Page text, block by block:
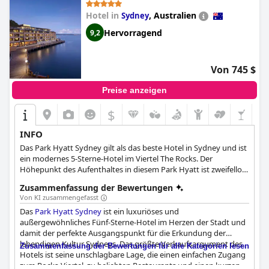
empfunden. Trotz dieser kleinen Mängel bleibt dasHilton
Sydneyeine gute Wahl für Reisende, die Wert auf Hygiene,
hervorragenden Kundenservice, großartige Annehmlichkeiten
und eine ideale Lage legen.
Hotel in Sydney, Australien
9,2 Hervorragend
Von 745 $
Preise anzeigen
$
INFO
Das Park Hyatt Sydney gilt als das beste Hotel in Sydney und ist
ein modernes 5-Sterne-Hotel im Viertel The Rocks. Der
Höhepunkt des Aufenthaltes in diesem Park Hyatt ist zweifellos
die Stadt, den Hafen von Sydney und das berühmte Opernhaus
von Sydney. Das hoteleigene Spa verfügt über einen Ruheraum,
ein Aromatherapie-Dampfbad, eine Sauna und einen Pool auf
dem Dach mit Sonnendeck. Es gibt auch 3 Restaurants mit The
Dining Room, The Living Room und The Bar, die erstklassige
Speisen und Getränke anbieten. Das Park Hyatt Sydney kann
Ihnen sogar bei der Organisation von Hochzeiten, Tagungen
und vielen anderen Veranstaltungen behilflich sein.
Zusammenfassung der Bewertungen
Von KI zusammengefasst
Das Park Hyatt Sydney ist ein luxuriöses und
außergewöhnliches Fünf-Sterne-Hotel im Herzen der Stadt und
damit der perfekte Ausgangspunkt für die Erkundung der
lebendigen Kultur Sydneys. Das größte Verkaufsargument des
Hotels ist seine unschlagbare Lage, die einen einfachen Zugang
zum Rocks-Viertel, zu beliebten Restaurants und einen kurzen
Zusammenfassung der Bewertungen für alle Kategorien lesen